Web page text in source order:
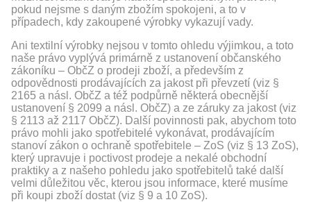
pokud nejsme s daným zbožím spokojeni, a to v
případech, kdy zakoupené výrobky vykazují vady.
Ani textilní výrobky nejsou v tomto ohledu výjimkou, a toto
naše právo vyplývá primárně z ustanovení občanského
zákoníku – ObčZ o prodeji zboží, a především z
odpovědnosti prodávajících za jakost při převzetí (viz §
2165 a násl. ObčZ a též podpůrně některá obecnější
ustanovení § 2099 a násl. ObčZ) a ze záruky za jakost (viz
§ 2113 až 2117 ObčZ). Další povinnosti pak, abychom toto
právo mohli jako spotřebitelé vykonávat, prodávajícím
stanoví zákon o ochraně spotřebitele – ZoS (viz § 13 ZoS),
který upravuje i poctivost prodeje a nekalé obchodní
praktiky a z našeho pohledu jako spotřebitelů také další
velmi důležitou věc, kterou jsou informace, které musíme
při koupi zboží dostat (viz § 9 a 10 ZoS).